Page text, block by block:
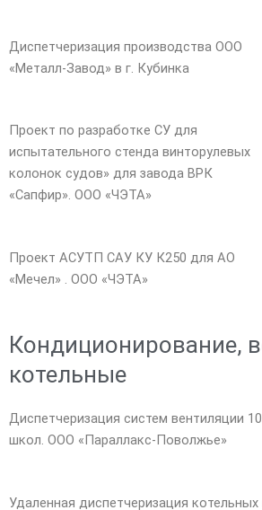
Диспетчеризация производства ООО
«Металл-Завод» в г. Кубинка
Проект по разработке СУ для
испытательного стенда винторулевых
колонок судов» для завода ВРК
«Сапфир». ООО «ЧЭТА»
Проект АСУТП САУ КУ К250 для АО
«Мечел» . ООО «ЧЭТА»
Кондиционирование,
котельные
Диспетчеризация систем вентиляции 10
школ. ООО «Параллакс-Поволжье»
Удаленная диспетчеризация котельных